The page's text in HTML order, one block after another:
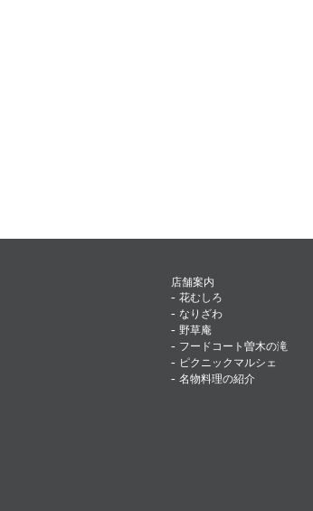
店舗案内
- 花むしろ
- なりざわ
- 野草庵
- フードコート曽木の滝
- ピクニックマルシェ
- 名物料理の紹介